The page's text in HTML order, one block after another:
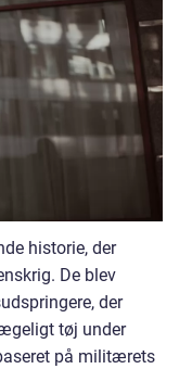
historie, der
De blev
der
tøj under
på militærets